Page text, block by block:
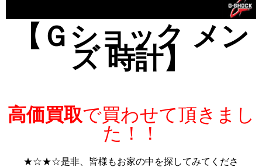
【Ｇショック メン
ズ 時計】
高価買取で買わせて頂きまし
た！！
★☆★☆是非、皆様もお家の中を探してみてくださ